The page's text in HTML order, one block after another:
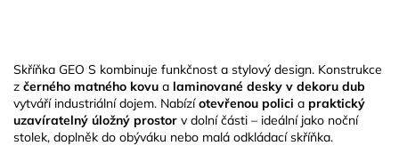
Skříňka GEO S kombinuje funkčnost a stylový design. Konstrukce
z černého matného kovu a laminované desky v dekoru dub
vytváří industriální dojem. Nabízíotevřenou polici a praktický
uzavíratelný úložný prostor v dolní části – ideální jako noční
stolek, doplněk do obýváku nebo malá odkládací skříňka.